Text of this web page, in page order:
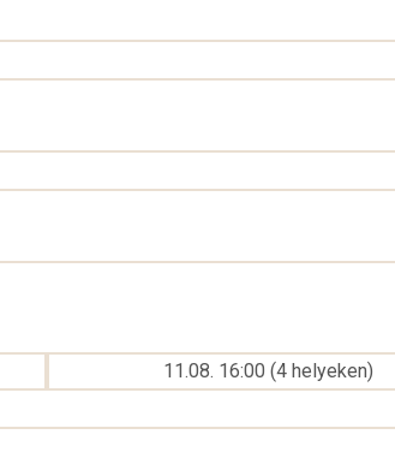
11.08. 16:00 (4 helyeken)